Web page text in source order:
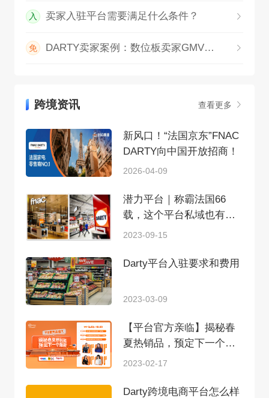
入 卖家入驻平台需要满足什么条件？
免 DARTY卖家案例：数位板卖家GMV持续暴涨
跨境资讯 查看更多
新风口！“法国京东”FNAC
DARTY向中国开放招商！
2026-04-09
潜力平台｜称霸法国66
载，这个平台私域也有点
东西
2023-09-15
Darty平台入驻要求和费用
2023-03-09
【平台官方亲临】揭秘春
夏热销品，预定下一个爆
款！eMAG、FnacDarty、
2023-02-17
Darty跨境电商平台怎么样